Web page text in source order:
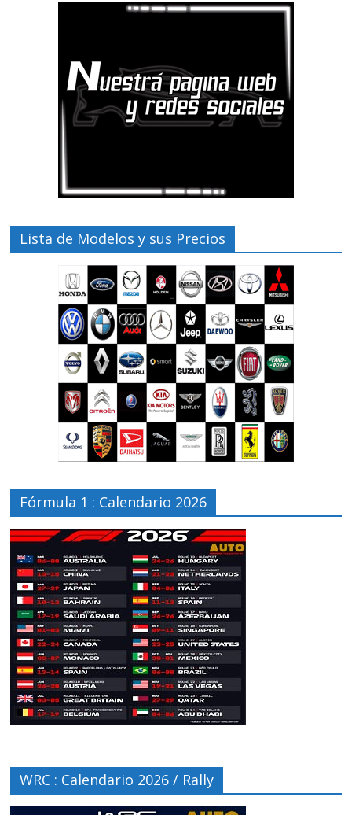
Lista de Modelos y sus Precios
Fórmula 1 : Calendario 2026
WRC : Calendario 2026 / Rally